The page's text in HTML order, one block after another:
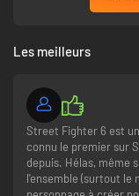
Les meilleurs
Street Fighter 6 est
connu le premier sur
depuis. Hélas, même
l'ensemble (surtout le